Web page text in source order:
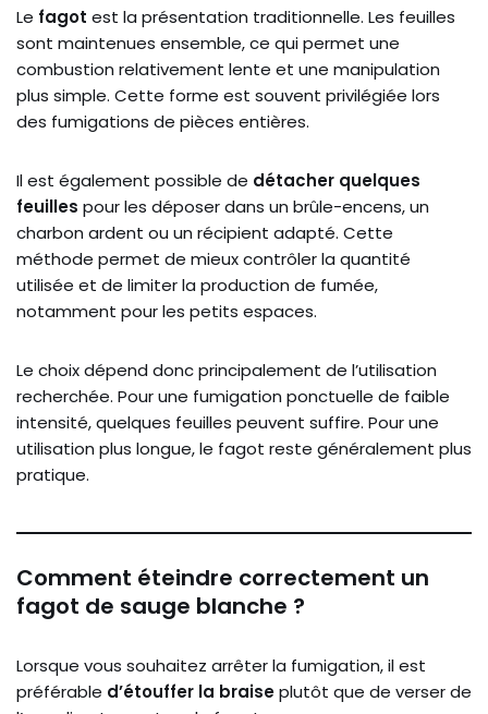
Le fagot est la présentation traditionnelle. Les feuilles
sont maintenues ensemble, ce qui permet une
combustion relativement lente et une manipulation
plus simple. Cette forme est souvent privilégiée lors
des fumigations de pièces entières.
Il est également possible de détacher quelques
feuilles pour les déposer dans un brûle-encens, un
charbon ardent ou un récipient adapté. Cette
méthode permet de mieux contrôler la quantité
utilisée et de limiter la production de fumée,
notamment pour les petits espaces.
Le choix dépend donc principalement de l’utilisation
recherchée. Pour une fumigation ponctuelle de faible
intensité, quelques feuilles peuvent suffire. Pour une
utilisation plus longue, le fagot reste généralement plus
pratique.
Comment éteindre correctement un
fagot de sauge blanche ?
Lorsque vous souhaitez arrêter la fumigation, il est
préférable d’étouffer la braiseplutôt que de verser de